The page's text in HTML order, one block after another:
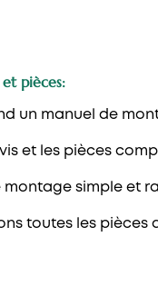
pièces:
un manuel de
et les pièces
montage simple et
toutes les pièces